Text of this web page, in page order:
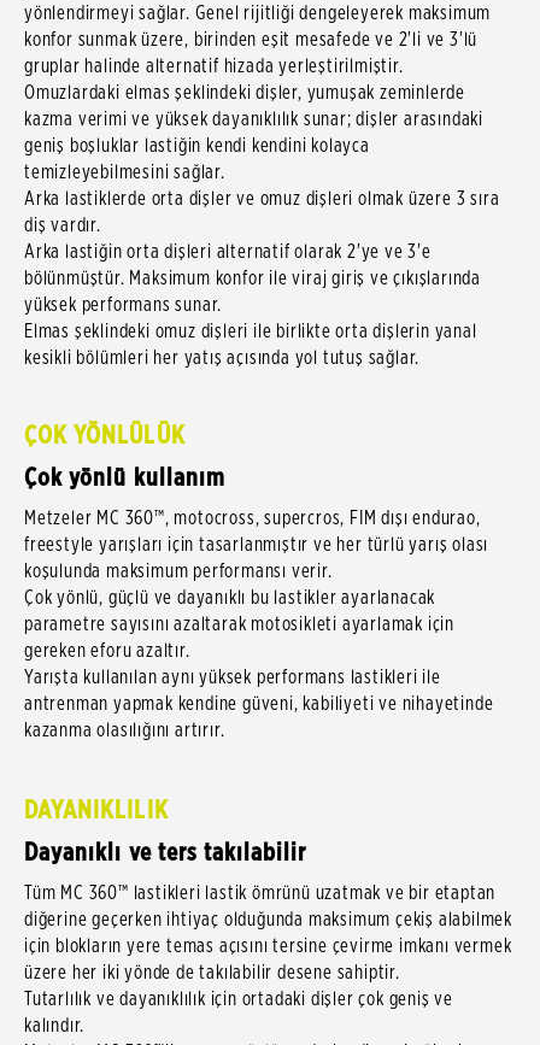
yönlendirmeyi sağlar. Genel rijitliği dengeleyerek maksimum
konfor sunmak üzere, birinden eşit mesafede ve 2'li ve 3'lü
gruplar halinde alternatif hizada yerleştirilmiştir.
Omuzlardaki elmas şeklindeki dişler, yumuşak zeminlerde
kazma verimi ve yüksek dayanıklılık sunar; dişler arasındaki
geniş boşluklar lastiğin kendi kendini kolayca
temizleyebilmesini sağlar.
Arka lastiklerde orta dişler ve omuz dişleri olmak üzere 3 sıra
diş vardır.
Arka lastiğin orta dişleri alternatif olarak 2'ye ve 3'e
bölünmüştür. Maksimum konfor ile viraj giriş ve çıkışlarında
yüksek performans sunar.
Elmas şeklindeki omuz dişleri ile birlikte orta dişlerin yanal
kesikli bölümleri her yatış açısında yol tutuş sağlar.
ÇOK YÖNLÜLÜK
Çok yönlü kullanım
Metzeler MC 360™, motocross, supercros, FIM dışı endurao,
freestyle yarışları için tasarlanmıştır ve her türlü yarış olası
koşulunda maksimum performansı verir.
Çok yönlü, güçlü ve dayanıklı bu lastikler ayarlanacak
parametre sayısını azaltarak motosikleti ayarlamak için
gereken eforu azaltır.
Yarışta kullanılan aynı yüksek performans lastikleri ile
antrenman yapmak kendine güveni, kabiliyeti ve nihayetinde
kazanma olasılığını artırır.
DAYANIKLILIK
Dayanıklı ve ters takılabilir
Tüm MC 360™ lastikleri lastik ömrünü uzatmak ve bir etaptan
diğerine geçerken ihtiyaç olduğunda maksimum çekiş alabilmek
için blokların yere temas açısını tersine çevirme imkanı vermek
üzere her iki yönde de takılabilir desene sahiptir.
Tutarlılık ve dayanıklılık için ortadaki dişler çok geniş ve
kalındır.